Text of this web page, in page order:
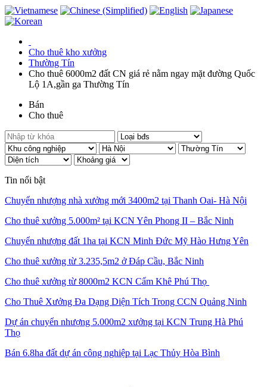
Cho thuê kho xưởng
Thường Tín
Cho thuê 6000m2 đất CN giá rẻ nằm ngay mặt đường Quốc
Lộ 1A,gần ga Thường Tín
Bán
Cho thuê
Tin nổi bật
Chuyển nhượng nhà xưởng mới 3400m2 tại Thanh Oai- Hà Nội
Cho thuê xưởng 5.000m² tại KCN Yên Phong II – Bắc Ninh
Chuyển nhượng đất 1ha tại KCN Minh Đức Mỹ Hào Hưng Yên
Cho thuê xưởng từ 3.235,5m2 ở Đáp Cầu, Bắc Ninh
Cho thuê xưởng từ 8000m2 KCN Cẩm Khê Phú Thọ
Cho Thuê Xưởng Đa Dạng Diện Tích Trong CCN Quảng Ninh
Dự án chuyển nhượng 5.000m2 xưởng tại KCN Trung Hà Phú
Thọ
Bán 6.8ha đất dự án công nghiệp tại Lạc Thủy Hòa Bình